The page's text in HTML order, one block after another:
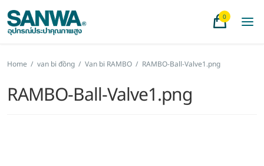
0
Home / van bi đồng / Van bi RAMBO / RAMBO-Ball-Valve1.png
RAMBO-Ball-Valve1.png